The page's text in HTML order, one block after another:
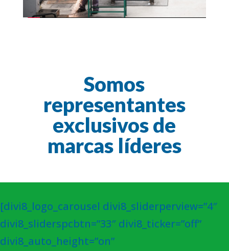
Somos
representantes
exclusivos de
marcas líderes
[divi8_logo_carousel divi8_sliderperview=”4″
divi8_sliderspcbtn=”33″ divi8_ticker=”off”
divi8_auto_height=”on”